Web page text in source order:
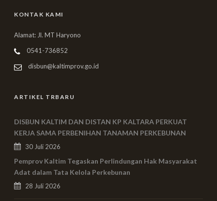
KONTAK KAMI
Alamat: Jl. MT Haryono
0541-736852
disbun@kaltimprov.go.id
ARTIKEL TRBARU
DISBUN KALTIM DAN DISTAN KP KALTARA PERKUAT
KERJA SAMA PERBENIHAN TANAMAN PERKEBUNAN
30 Juli 2026
Pemprov Kaltim Tegaskan Perlindungan Hak Masyarakat
Adat dalam Tata Kelola Perkebunan
28 Juli 2026